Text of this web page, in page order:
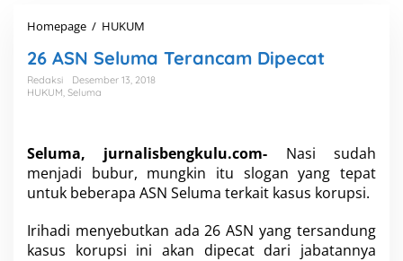
Homepage / HUKUM
A
S
u
m
a
T
r
a
26 ASN Seluma Terancam Dipecat
Redaksi
Desember 13, 2018
HUKUM, Seluma
Seluma, jurnalisbengkulu.com- Nasi sudah
menjadi bubur, mungkin itu slogan yang tepat
untuk beberapa ASN Seluma terkait kasus korupsi.
Irihadi menyebutkan ada 26 ASN yang tersandung
kasus korupsi ini akan dipecat dari jabatannya